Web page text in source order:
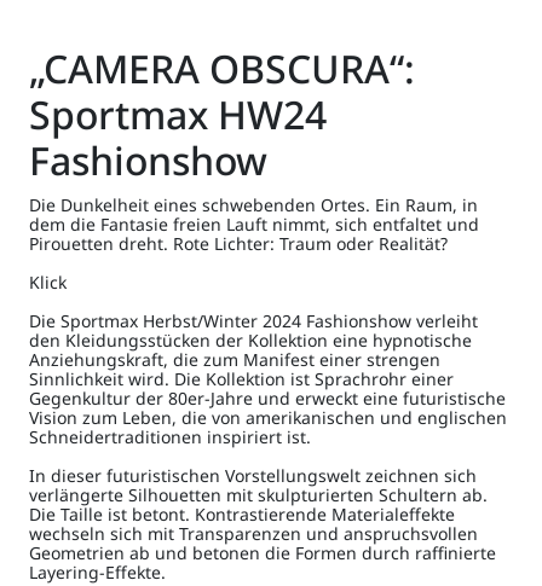
„CAMERA OBSCURA“:
Sportmax HW24
Fashionshow
Die Dunkelheit eines schwebenden Ortes. Ein Raum, in
dem die Fantasie freien Lauft nimmt, sich entfaltet und
Pirouetten dreht. Rote Lichter: Traum oder Realität?
Klick
Die Sportmax Herbst/Winter 2024 Fashionshow verleiht
den Kleidungsstücken der Kollektion eine hypnotische
Anziehungskraft, die zum Manifest einer strengen
Sinnlichkeit wird. Die Kollektion ist Sprachrohr einer
Gegenkultur der 80er-Jahre und erweckt eine futuristische
Vision zum Leben, die von amerikanischen und englischen
Schneidertraditionen inspiriert ist.
In dieser futuristischen Vorstellungswelt zeichnen sich
verlängerte Silhouetten mit skulpturierten Schultern ab.
Die Taille ist betont. Kontrastierende Materialeffekte
wechseln sich mit Transparenzen und anspruchsvollen
Geometrien ab und betonen die Formen durch raffinierte
Layering-Effekte.